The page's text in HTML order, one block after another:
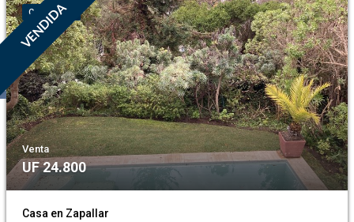
VENDIDA
COD.: 5.320
Venta
UF 24.800
Casa en Zapallar